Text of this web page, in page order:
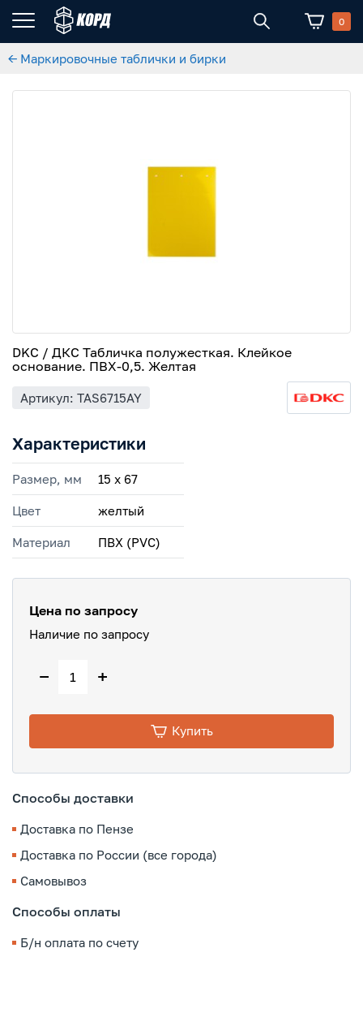
0
← Маркировочные таблички и бирки
DKC / ДКС Табличка полужесткая. Клейкое
основание. ПВХ-0,5. Желтая
Артикул: TAS6715AY
Характеристики
Размер, мм 15 х 67
Цвет желтый
Материал ПВХ (PVC)
Цена по запросу
Наличие по запросу
− +
Купить
Способы доставки
Доставка по Пензе
Доставка по России (все города)
Самовывоз
Способы оплаты
Б/н оплата по счету